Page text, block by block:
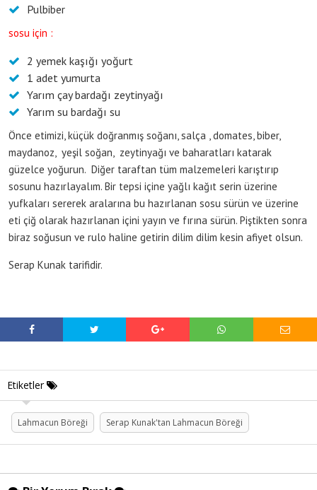
Pulbiber
sosu için :
2 yemek kaşığı yoğurt
1 adet yumurta
Yarım çay bardağı zeytinyağı
Yarım su bardağı su
Önce etimizi, küçük doğranmış soğanı, salça , domates, biber,
maydanoz, yeşil soğan, zeytinyağı ve baharatları katarak
güzelce yoğurun. Diğer taraftan tüm malzemeleri karıştırıp
sosunu hazırlayalım. Bir tepsi içine yağlı kağıt serin üzerine
yufkaları sererek aralarına bu hazırlanan sosu sürün ve üzerine
eti çiğ olarak hazırlanan içini yayın ve fırına sürün. Piştikten sonra
biraz soğusun ve rulo haline getirin dilim dilim kesin afiyet olsun.
Serap Kunak tarifidir.
Etiketler
Lahmacun Böreği Serap Kunak'tan Lahmacun Böreği